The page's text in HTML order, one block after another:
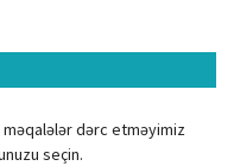
dərc etməyimiz
seçin.